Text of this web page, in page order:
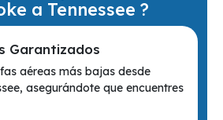
a Tennessee ?
Garantizados
aéreas más bajas desde
asegurándote que encuentres